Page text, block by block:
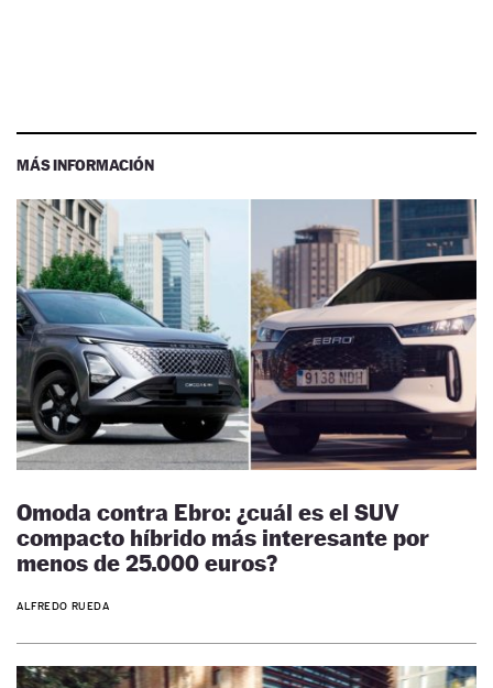
MÁS INFORMACIÓN
Omoda contra Ebro: ¿cuál es el SUV
compacto híbrido más interesante por
menos de 25.000 euros?
ALFREDO RUEDA